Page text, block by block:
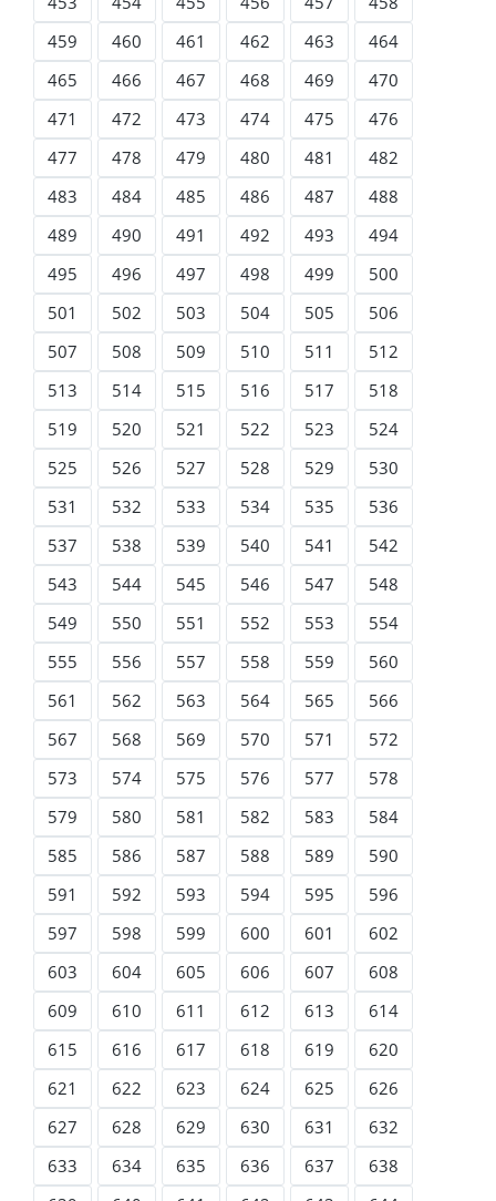
459
460 461 462 463
464
465
466 467 468 469
470
471
472 473 474 475
476
477
478 479 480 481
482
483
484 485 486 487
488
489
490 491 492 493
494
495
496 497 498 499
500
501
502 503 504 505
506
507
508 509 510 511
512
513
514 515 516 517
518
519
520 521 522 523
524
525
526 527 528 529
530
531
532 533 534 535
536
537
538 539 540 541
542
543
544 545 546 547
548
549
550 551 552 553
554
555
556 557 558 559
560
561
562 563 564 565
566
567
568 569 570 571
572
573
574 575 576 577
578
579
580 581 582 583
584
585
586 587 588 589
590
591
592 593 594 595
596
597
598 599 600 601
602
603
604 605 606 607
608
609
610 611 612 613
614
615
616 617 618 619
620
621
622 623 624 625
626
627
628 629 630 631
632
633
634 635 636 637
638